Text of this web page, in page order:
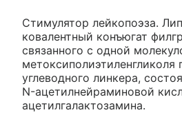
Стимулятор лейкопоэза.
ковалентный конъюгат
связанного с одной
метоксиполиэтиленгликоля
углеводного линкера,
N-ацетилнейраминовой
ацетилгалактозамина.